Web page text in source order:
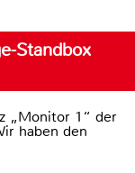
Standbox
„Monitor 1“ der
haben den